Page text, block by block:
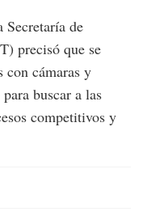
Secretaría de
precisó que se
con cámaras y
buscar a las
competitivos y